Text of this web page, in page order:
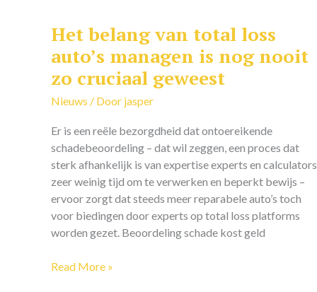
Het belang van total loss
auto’s managen is nog nooit
zo cruciaal geweest
Nieuws / Door jasper
Er is een reële bezorgdheid dat ontoereikende
schadebeoordeling – dat wil zeggen, een proces dat
sterk afhankelijk is van expertise experts en
zeer weinig tijd om te verwerken en beperkt bewijs –
ervoor zorgt dat steeds meer reparabele auto’s toch
voor biedingen door experts op total loss platforms
worden gezet. Beoordeling schade kost geld
Het
van
total
loss
managen
is
nog
nooit
zo
cruciaal
geweest
Read More »